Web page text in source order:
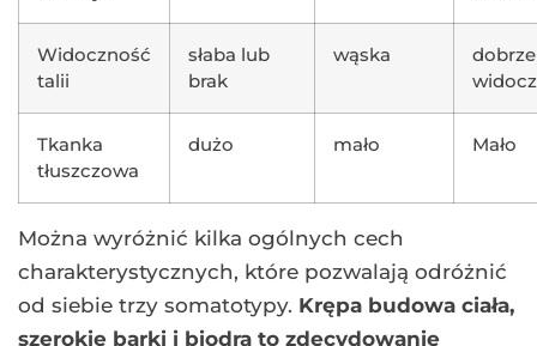
Widoczność
talii
słaba lub
brak
wąska
dobrze
Tkanka
tłuszczowa
dużo mało Mało
Można wyróżnić kilka ogólnych cech
charakterystycznych, które pozwalają odróżnić
od siebie trzy somatotypy. Krępa budowa ciała,
szerokie barki i biodra to zdecydowanie